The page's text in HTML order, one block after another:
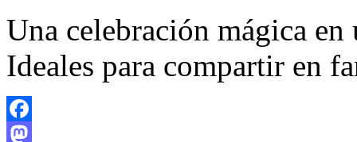
Una celebración mágica
Ideales para compartir en
Facebook